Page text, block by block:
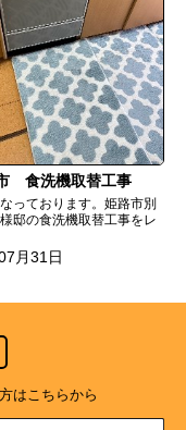
食洗機取替工事
っております。姫路市別
邸の食洗機取替工事をレ
月31日
はこちらから